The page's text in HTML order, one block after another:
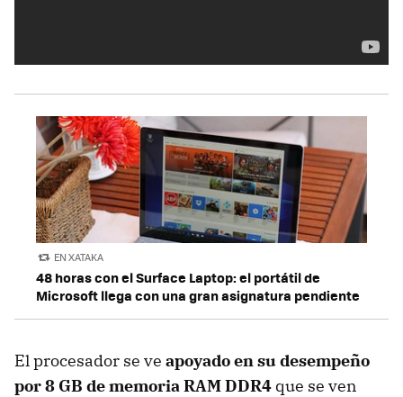
EN XATAKA
48 horas con el Surface Laptop: el portátil de
Microsoft llega con una gran asignatura pendiente
El procesador se ve apoyado en su desempeño
por 8 GB de memoria RAM DDR4 que se ven